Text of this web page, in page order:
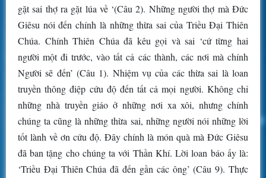
gặt sai thợ ra gặt lúa về ‘(Câu 2). Những người thợ mà Đức
Giêsu nói đến chính là những thừa sai của Triều Đại Thiên
Chúa. Chính Thiên Chúa đã kêu gọi và sai ‘cứ từng hai
người một đi trước, vào tất cả các thành, các nơi mà chính
Người sẽ đến’ (Câu 1). Nhiệm vụ của các thừa sai là loan
truyền thông điệp cứu độ đến tất cả mọi người. Không chỉ
những nhà truyền giáo ở những nơi xa xôi, nhưng chính
chúng ta cũng là những thừa sai, những người nói những lời
tốt lành về ơn cứu độ. Đây chính là món quà mà Đức Giêsu
đã ban tặng cho chúng ta với Thần Khí. Lời loan báo ấy là:
‘Triều Đại Thiên Chúa đã đến gần các ông’ (Câu 9). Thực